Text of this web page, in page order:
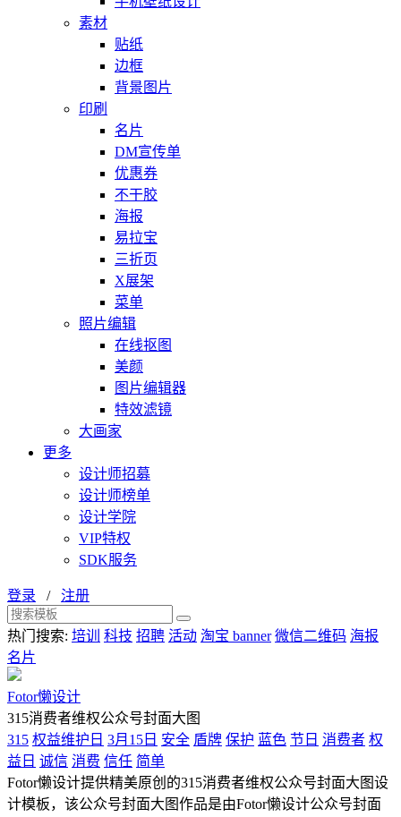
素材
贴纸
边框
背景图片
印刷
名片
DM宣传单
优惠券
不干胶
海报
易拉宝
三折页
X展架
菜单
照片编辑
在线抠图
美颜
图片编辑器
特效滤镜
大画家
更多
设计师招募
设计师榜单
设计学院
VIP特权
SDK服务
登录 / 注册
热门搜索: 培训 科技 招聘 活动 淘宝 banner 微信二维码 海报
名片
Fotor懒设计
315消费者维权公众号封面大图
315 权益维护日 3月15日 安全 盾牌 保护 蓝色 节日 消费者 权
益日 诚信 消费 信任 简单
Fotor懒设计提供精美原创的315消费者维权公众号封面大图设
计模板，该公众号封面大图作品是由Fotor懒设计公众号封面